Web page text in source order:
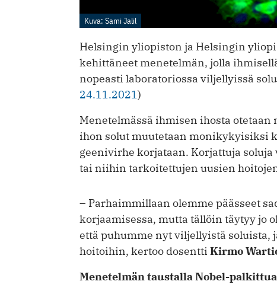
Kuva: Sami Jalil
Helsingin yliopiston ja Helsingin
kehittäneet menetelmän, jolla
nopeasti laboratoriossa viljellyissä
24.11.2021)
Menetelmässä ihmisen ihosta
ihon solut muutetaan monikykyisiksi
geenivirhe korjataan. Korjattuja
tai niihin tarkoitettujen uusien
– Parhaimmillaan olemme päässeet
korjaamisessa, mutta tällöin täytyy jo
että puhumme nyt viljellyistä soluista,
hoitoihin, kertoo dosentti Kirmo
Menetelmän taustalla Nobel-